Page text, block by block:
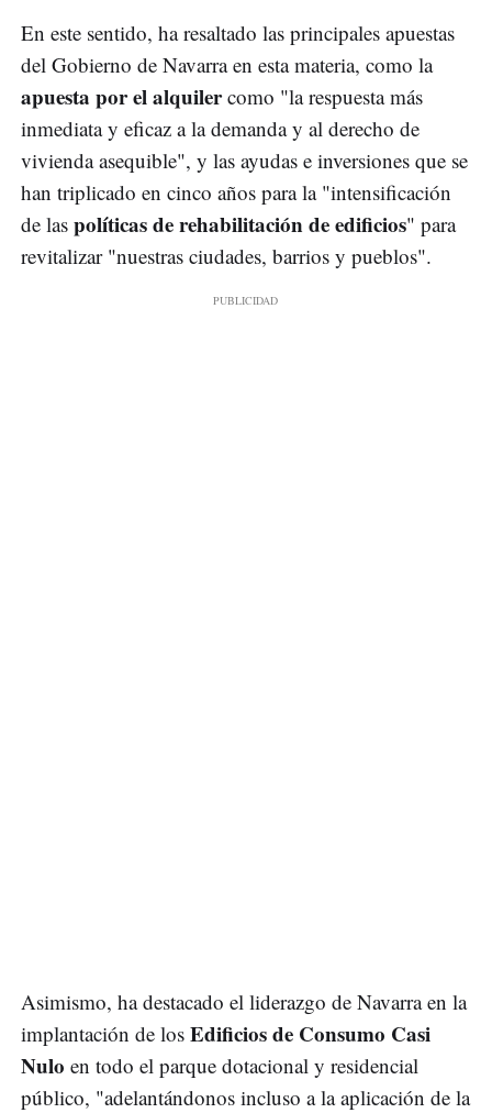
En este sentido, ha resaltado las principales apuestas
del Gobierno de Navarra en esta materia, como la
apuesta por el alquilercomo "la respuesta más
inmediata y eficaz a la demanda y al derecho de
vivienda asequible", y las ayudas e inversiones que se
han triplicado en cinco años para la "intensificación
de las políticas de rehabilitación de edificios" para
revitalizar "nuestras ciudades, barrios y pueblos".
Asimismo, ha destacado el liderazgo de Navarra en la
implantación de los Edificios de Consumo Casi
Nulo en todo el parque dotacional y residencial
público, "adelantándonos incluso a la aplicación de la